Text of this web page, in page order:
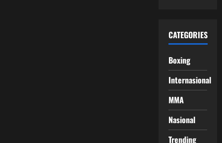
CATEGORIES
Boxing
Internasional
MMA
Nasional
Trending